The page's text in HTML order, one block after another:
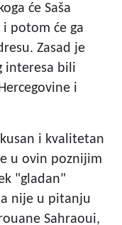
će Saša
potom će ga
Zasad je
interesa bili
i
i kvalitetan
u ovin poznijim
"gladan"
nije u pitanju
Sahraoui,